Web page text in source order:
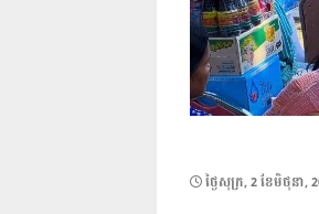
POSTED
ថ្ងៃ​សុក្រ, 2 ខែ​មិថុនា,